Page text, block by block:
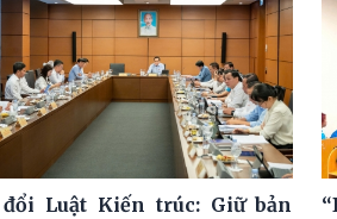
đổi Luật Kiến trúc: Giữ bản